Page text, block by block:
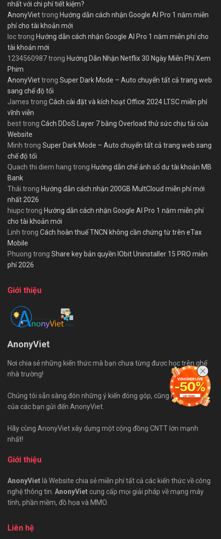
nhất với chi phí tiết kiệm?
AnonyViettrong Hướng dẫn cách nhận Google AI Pro 1 năm miễn
phí cho tài khoản mới
loctrong Hướng dẫn cách nhận Google AI Pro 1 năm miễn phí cho
tài khoản mới
1234560987trong Hướng Dẫn Nhận Netflix 30 Ngày Miễn Phí Xem
Phim
AnonyViettrong Super Dark Mode – Auto chuyển tất cả trang web
sang chế độ tối
James trong Cách cài đặt và kích hoạt Office 2024 LTSC miễn phí
vĩnh viễn
besttrong Cách DDoS Layer 7 bằng Overload thử sức chịu tải của
Website
Minh trong Super Dark Mode – Auto chuyển tất cả trang web sang
chế độ tối
Quach thi diem hang trong Hướng dẫn chế ảnh số dư tài khoản MB
Bank
Thái trong Hướng dẫn cách nhận 200GB MultCloud miễn phí mới
nhất 2026
hiupctrong Hướng dẫn cách nhận Google AI Pro 1 năm miễn phí
cho tài khoản mới
Linh trong Cách hoàn thuế TNCN không cần chứng từ trên eTax
Mobile
Phuong trong Share key bản quyền IObit Uninstaller 15 PRO miễn
phí 2026
Giới thiệu
AnonyViet
Nơi chia sẻ những kiến thức mà bạn chưa từng được học trên ghế
nhà trường!
Chúng tôi sẵn sàng đón những ý kiến đóng góp, cũng như bài viết
của các bạn gửi đến AnonyViet.
Hãy cùng AnonyViet xây dựng một cộng đồng CNTT lớn mạnh
nhất!
Giới thiệu
AnonyViet là Website chia sẻ miễn phí tất cả các kiến thức về công
nghệ thông tin. AnonyViet cung cấp mọi giải pháp về mạng máy
tính, phần mềm, đồ họa và MMO.
Liên hệ